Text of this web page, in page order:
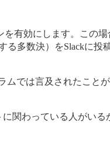
有効にします。この場
る多数決）をSlackに投
ムでは言及されたこと
関わっている人がいる